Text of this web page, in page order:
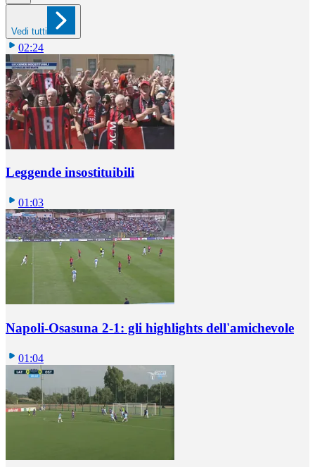
Vedi tutti
02:24
Leggende insostituibili
01:03
Napoli-Osasuna 2-1: gli highlights dell'amichevole
01:04